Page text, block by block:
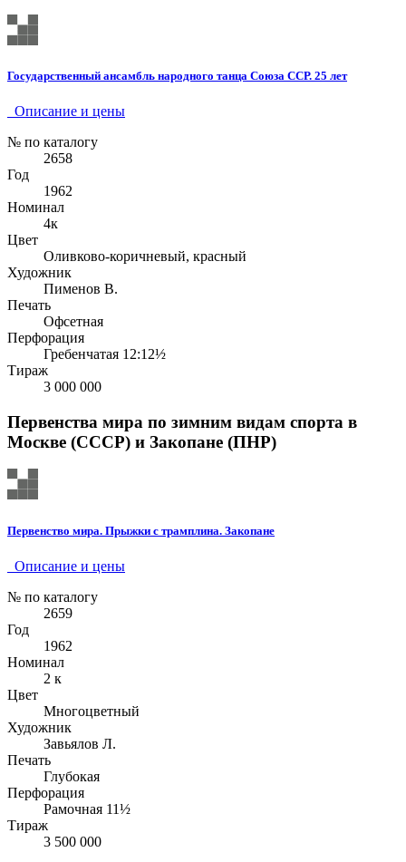
Государственный ансамбль народного танца Союза ССР. 25 лет
Описание и цены
№ по каталогу
2658
Год
1962
Номинал
4к
Цвет
Оливково-коричневый, красный
Художник
Пименов В.
Печать
Офсетная
Перфорация
Гребенчатая 12:12½
Тираж
3 000 000
Первенства мира по зимним видам спорта в
Москве (СССР) и Закопане (ПНР)
Первенство мира. Прыжки с трамплина. Закопане
Описание и цены
№ по каталогу
2659
Год
1962
Номинал
2 к
Цвет
Многоцветный
Художник
Завьялов Л.
Печать
Глубокая
Перфорация
Рамочная 11½
Тираж
3 500 000